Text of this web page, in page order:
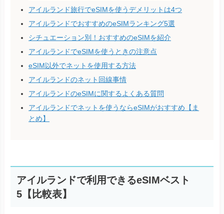
アイルランド旅行でeSIMを使うデメリットは4つ
アイルランドでおすすめのeSIMランキング5選
シチュエーション別！おすすめのeSIMを紹介
アイルランドでeSIMを使うときの注意点
eSIM以外でネットを使用する方法
アイルランドのネット回線事情
アイルランドのeSIMに関するよくある質問
アイルランドでネットを使うならeSIMがおすすめ【ま
とめ】
アイルランドで利用できるeSIMベスト
5【比較表】